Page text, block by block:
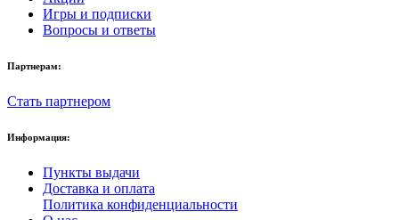
Игры и подписки
Вопросы и ответы
Партнерам:
Стать партнером
Информация:
Пункты выдачи
Доставка и оплата
Политика конфиденциальности